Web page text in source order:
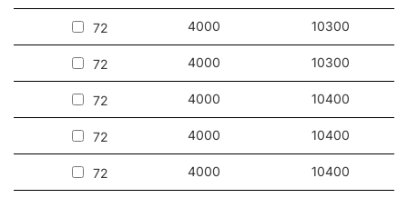
72 4000 10300
72 4000 10300
72 4000 10400
72 4000 10400
72 4000 10400